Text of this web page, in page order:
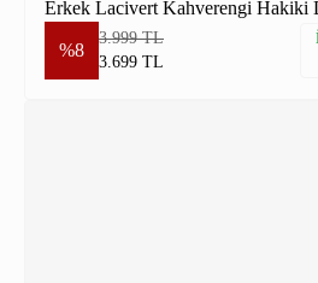
Erkek Lacivert Kahverengi Hakiki
%8
3.999 TL
3.699 TL